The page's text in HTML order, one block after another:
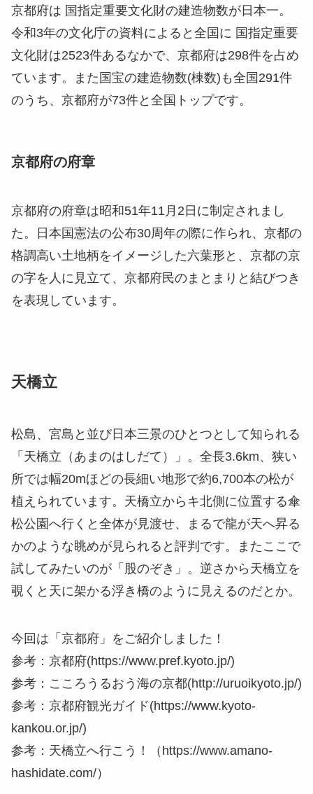
京都府は 国指定重要文化財の建造物数が日本一。
令和3年の文化庁の資料によると全国に 国指定重要
文化財は2523件あるなかで、京都府は298件を占め
ています。また国宝の建造物数(棟数)も全国291件
のうち、京都府が73件と全国トップです。
京都府の府章
京都府の府章は昭和51年11月2日に制定されまし
た。日本国憲法の公布30周年の際に作られ、京都の
格調高い土地柄をイメージした六葉形と、京都の京
の字を人に見立て、京都府民のまとまりと結びつき
を表現しています。
天橋立
松島、宮島と並び日本三景のひとつとして知られる
「天橋立（あまのはしだて）」。全長3.6km、狭い
所では幅20mほどの長細い地形で約6,700本の松が
植えられています。天橋立からキ北側に位置する傘
松公園へ行くと全体が見渡せ、まるで龍が天へ昇る
かのような眺めが見られると評判です。またここで
試してみたいのが「股のぞき」。逆さから天橋立を
覗くと天に架かる浮き橋のように見えるのだとか。
今回は「京都府」をご紹介しました！
参考：京都府(https://www.pref.kyoto.jp/)
参考：こころうるおう海の京都(http://uruoikyoto.jp/)
参考：京都府観光ガイド(https://www.kyoto-
kankou.or.jp/)
参考：天橋立へ行こう！（https://www.amano-
hashidate.com/）